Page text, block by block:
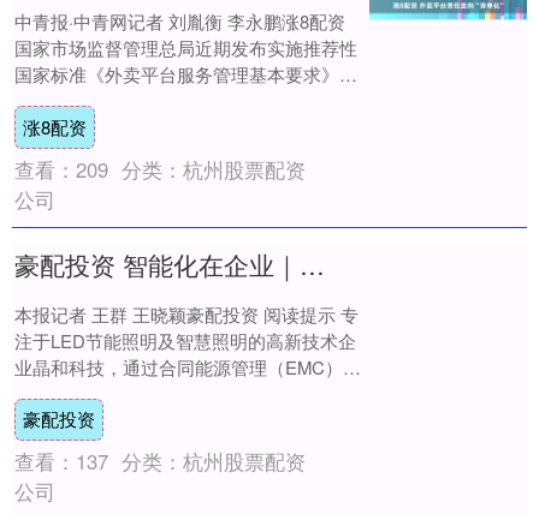
中青报·中青网记者 刘胤衡 李永鹏涨8配资
国家市场监督管理总局近期发布实施推荐性
国家标准《外卖平台服务管理基本要求》
（以下简称“新国标”），美团、淘宝闪购、
京....
涨8配资
查看： 209 分类： 杭州股票配资
公司
豪配投资 智能化在企业｜路灯是如何学会“思考”的？
本报记者 王群 王晓颖豪配投资 阅读提示 专
注于LED节能照明及智慧照明的高新技术企
业晶和科技，通过合同能源管理（EMC）等
模式为城市提供成套智慧照明解决方案，....
豪配投资
查看： 137 分类： 杭州股票配资
公司